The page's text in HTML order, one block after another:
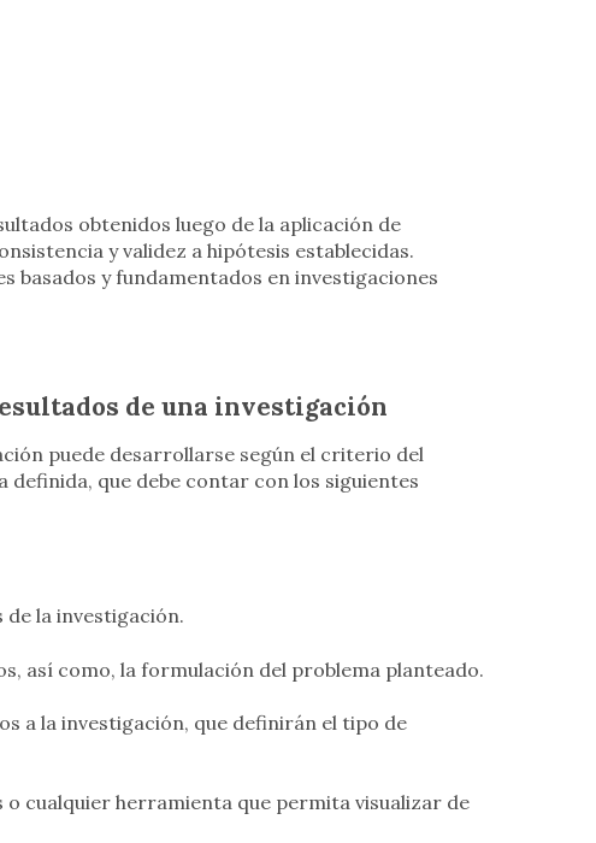
obtenidos luego de la aplicación de
y validez a hipótesis establecidas.
y fundamentados en investigaciones
de una investigación
puede desarrollarse según el criterio del
que debe contar con los siguientes
la investigación.
así como, la formulación del problema planteado.
a la investigación, que definirán el tipo de
cualquier herramienta que permita visualizar de